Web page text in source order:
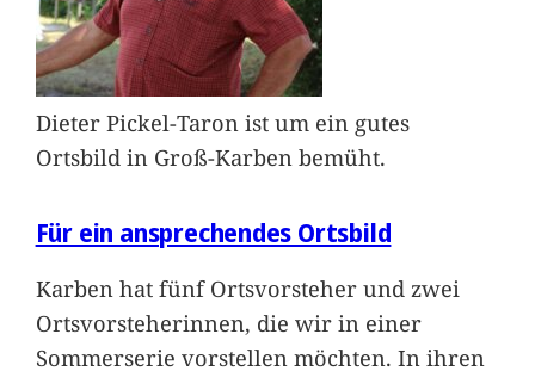
Dieter Pickel-Taron ist um ein gutes
Ortsbild in Groß-Karben bemüht.
Für ein ansprechendes Ortsbild
Karben hat fünf Ortsvorsteher und zwei
Ortsvorsteherinnen, die wir in einer
Sommerserie vorstellen möchten. In ihren